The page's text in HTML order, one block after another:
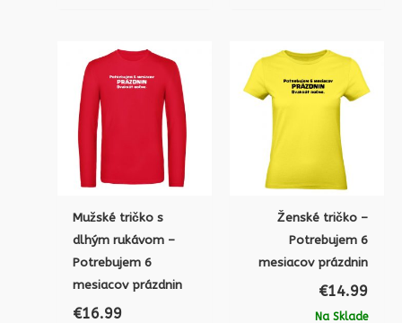
Mužské tričko s
dlhým rukávom –
Potrebujem 6
mesiacov prázdnin
€16.99
Ženské tričko –
Potrebujem 6
mesiacov prázdnin
€14.99
Na Sklade